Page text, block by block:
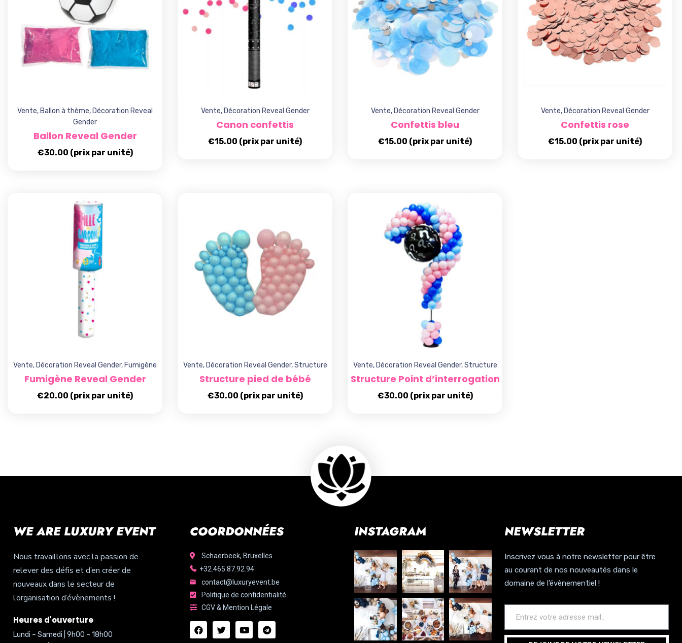
Vente, Ballon à thème, Décoration Reveal
Gender
Ballon Reveal Gender
€30.00 (prix par unité)
Vente, Décoration Reveal Gender
Canon confettis
€15.00 (prix par unité)
Vente, Décoration Reveal Gender
Confettis bleu
€15.00 (prix par unité)
Vente, Décoration Reveal Gender
Confettis rose
€15.00 (prix par unité)
Vente, Décoration Reveal Gender, Fumigène
Fumigène Reveal Gender
€20.00 (prix par unité)
Vente, Décoration Reveal Gender,Structure
Structure pied de bébé
€30.00 (prix par unité)
Vente, Décoration Reveal Gender,Structure
Structure Point d’interrogation
€30.00 (prix par unité)
WE ARE LUXURY EVENT
Nous travaillons avec la passion de
relever des défis et d’en créer de
nouveaux dans le secteur de
l’organisation d’évènements !
Heures d'ouverture
Lundi – Samedi | 9h00 – 18h00
COORDONNÉES
Schaerbeek, Bruxelles
+32.465.87.92.94
contact@luxuryevent.be
Politique de confidentialité
CGV & Mention Légale
INSTAGRAM NEWSLETTER
Inscrivez vous à notre newsletter pour être
au courant de nos nouveautés dans le
domaine de l’évènementiel !